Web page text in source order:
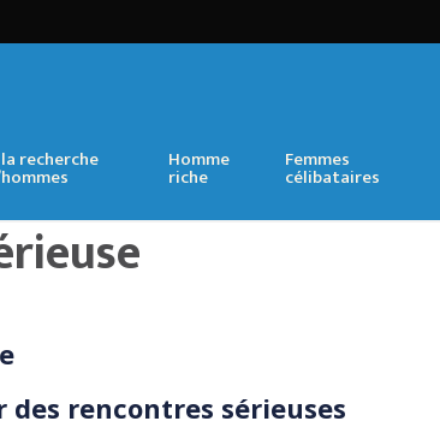
recherche Homme
riche
Femmes
célibataires
rencontres sérieuses